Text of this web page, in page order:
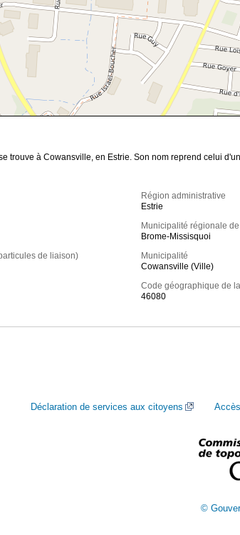
trouve à Cowansville, en Estrie. Son nom reprend celui
de liaison)
Région administrative
Estrie
Municipalité régionale
Brome-Missisquoi
Municipalité
Cowansville (Ville)
Code géographique de
46080
Déclaration de services aux citoyens
©